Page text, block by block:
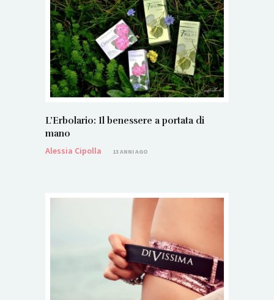
L’Erbolario: Il benessere a portata di
mano
Alessia Cipolla
13 ANNI AGO